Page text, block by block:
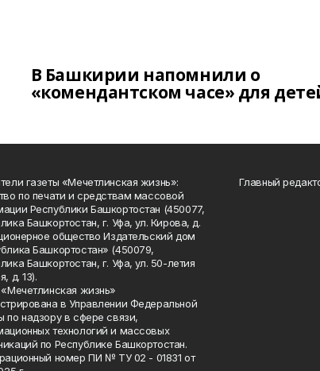
В Башкирии напомнили о
«комендантском часе» для
газеты «Мечетлинская жизнь»:
по печати и средствам массовой
Республики Башкортостан (450077,
Башкортостан, г. Уфа, ул. Кирова, д.
общество Издательский дом
Башкортостан» (450079,
Башкортостан, г. Уфа, ул. 50-летия
д. 13).
«Мечетлинская жизнь»
в Управлении Федеральной
по надзору в сфере связи,
технологий и массовых
по Республике Башкортостан.
номер ПИ № ТУ 02 - 01831 от
Главный